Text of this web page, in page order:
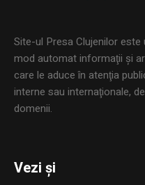
Site-ul Presa Clujenilor
mod automat informaţii şi
care le aduce în atenţia
interne sau internaţionale,
domenii.
Vezi și